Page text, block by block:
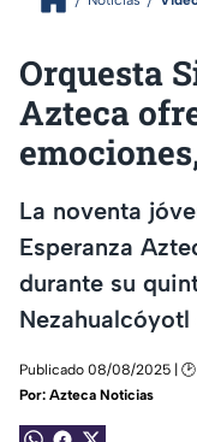
Orquesta
Azteca
La noventa
Esperanza
durante su
Nezahualcóyotl
Publicado 08/08/2025 | 🕑
Por: Azteca Noticias